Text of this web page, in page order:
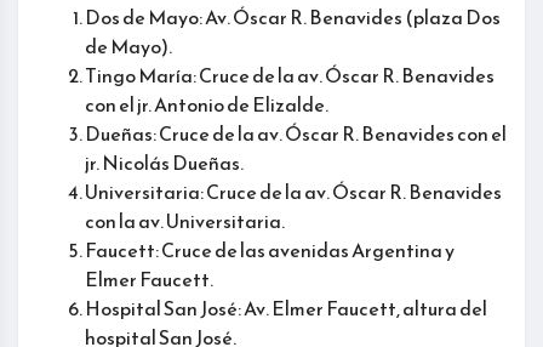
Dos de Mayo: Av. Óscar R. Benavides (plaza Dos
de Mayo).
Tingo María: Cruce de la av. Óscar R. Benavides
con el jr. Antonio de Elizalde.
Dueñas: Cruce de la av. Óscar R. Benavides con el
jr. Nicolás Dueñas.
Universitaria: Cruce de la av. Óscar R. Benavides
con la av. Universitaria.
Faucett: Cruce de las avenidas Argentina y
Elmer Faucett.
Hospital San José: Av. Elmer Faucett, altura del
hospital San José.